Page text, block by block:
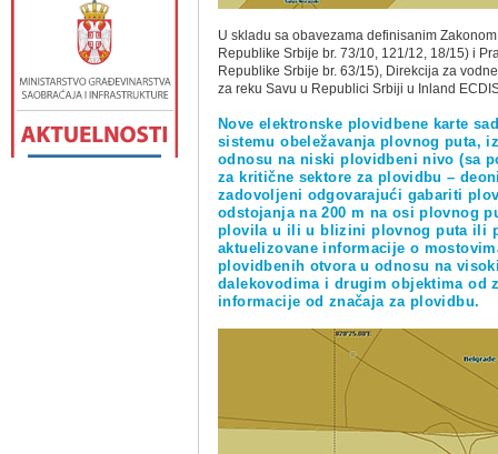
U skladu sa obavezama definisanim
Republike Srbije br. 73/10, 121/12, 18/15) i
Republike Srbije br. 63/15), Direkcija za
za reku Savu u Republici Srbiji u Inland
Nove elektronske plovidbene karte
sistemu obeležavanja plovnog puta,
odnosu na niski plovidbeni nivo (sa
za kritične sektore za plovidbu –
zadovoljeni odgovarajući gabariti
odstojanja na 200 m na osi plovnog
plovila u ili u blizini plovnog puta ili
aktuelizovane informacije o
plovidbenih otvora u odnosu na
dalekovodima i drugim objektima od
informacije od značaja za plovidbu.